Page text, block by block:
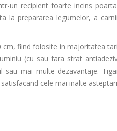
un recipient foarte incins
la prepararea legumelor, a
cm, fiind folosite in majoritatea
(cu sau fara strat
mai multe dezavantaje.
cele mai inalte